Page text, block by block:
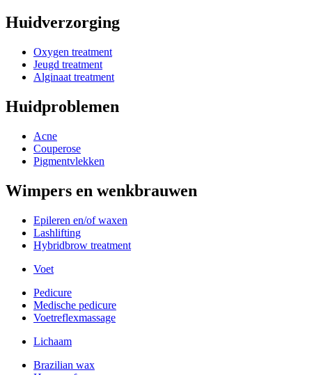
Huidverzorging
Oxygen treatment
Jeugd treatment
Alginaat treatment
Huidproblemen
Acne
Couperose
Pigmentvlekken
Wimpers en wenkbrauwen
Epileren en/of waxen
Lashlifting
Hybridbrow treatment
Voet
Pedicure
Medische pedicure
Voetreflexmassage
Lichaam
Brazilian wax